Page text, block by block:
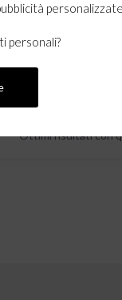
12/03/2026
Ottimi risultati con
personali?